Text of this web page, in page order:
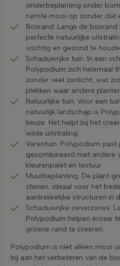
onderbeplanting onder
ruimte mooi op zonder dat
Bosrand: Langs de
perfecte natuurlijke
vochtig en gezond te
Schaduwrijke tuin: In een
Polypodium zich helemaal
zonder veel zonlicht, wat
plekken waar andere
Natuurlijke tuin: Voor een
natuurlijk landschap is
keuze. Het helpt bij het
wilde uitstraling.
Varentuin: Polypodium
gecombineerd met andere
kleurenpalet en textuur.
Muurbeplanting: De plant
stenen, ideaal voor het
aantrekkelijke structuren in
Schaduwrijke oeverzones:
Polypodium helpen erosie
groene rand te creëren.
Polypodium is niet alleen mooi
bij aan het verbeteren van de